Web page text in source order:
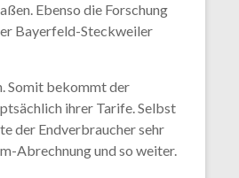
Ebenso die Forschung
Bayerfeld-Steckweiler
Somit bekommt der
ihrer Tarife. Selbst
der Endverbraucher sehr
Abrechnung und so weiter.